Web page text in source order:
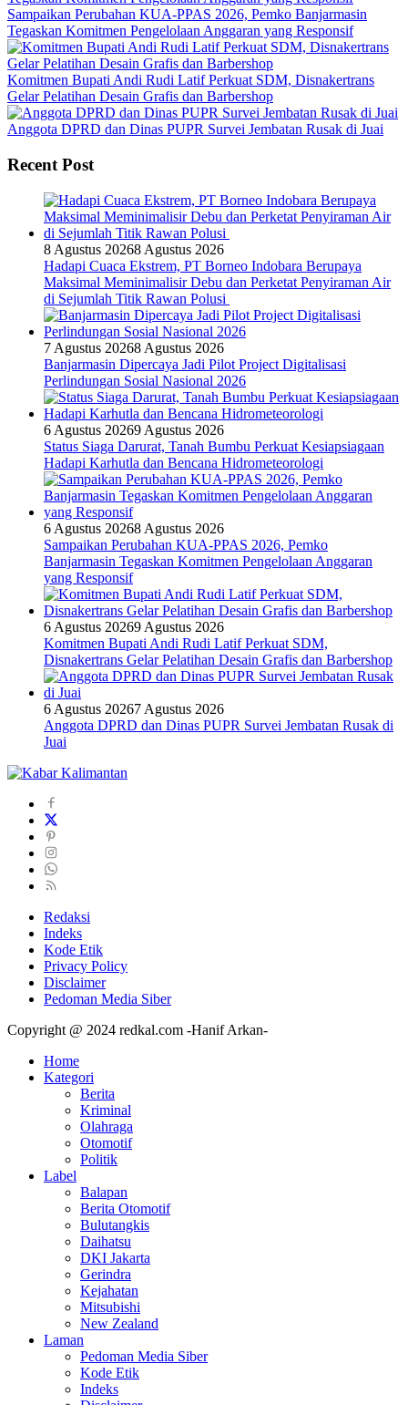
Sampaikan Perubahan KUA-PPAS 2026, Pemko Banjarmasin
Tegaskan Komitmen Pengelolaan Anggaran yang Responsif
Komitmen Bupati Andi Rudi Latif Perkuat SDM, Disnakertrans
Gelar Pelatihan Desain Grafis dan Barbershop
Anggota DPRD dan Dinas PUPR Survei Jembatan Rusak di Juai
Recent Post
8 Agustus 20268 Agustus 2026
Hadapi Cuaca Ekstrem, PT Borneo Indobara Berupaya
Maksimal Meminimalisir Debu dan Perketat Penyiraman Air
di Sejumlah Titik Rawan Polusi
7 Agustus 20268 Agustus 2026
Banjarmasin Dipercaya Jadi Pilot Project Digitalisasi
Perlindungan Sosial Nasional 2026
6 Agustus 20269 Agustus 2026
Status Siaga Darurat, Tanah Bumbu Perkuat Kesiapsiagaan
Hadapi Karhutla dan Bencana Hidrometeorologi
6 Agustus 20268 Agustus 2026
Sampaikan Perubahan KUA-PPAS 2026, Pemko
Banjarmasin Tegaskan Komitmen Pengelolaan Anggaran
yang Responsif
6 Agustus 20269 Agustus 2026
Komitmen Bupati Andi Rudi Latif Perkuat SDM,
Disnakertrans Gelar Pelatihan Desain Grafis dan Barbershop
6 Agustus 20267 Agustus 2026
Anggota DPRD dan Dinas PUPR Survei Jembatan Rusak di
Juai
Redaksi
Indeks
Kode Etik
Privacy Policy
Disclaimer
Pedoman Media Siber
Copyright @ 2024 redkal.com -Hanif Arkan-
Home
Kategori
Berita
Kriminal
Olahraga
Otomotif
Politik
Label
Balapan
Berita Otomotif
Bulutangkis
Daihatsu
DKI Jakarta
Gerindra
Kejahatan
Mitsubishi
New Zealand
Laman
Pedoman Media Siber
Kode Etik
Indeks